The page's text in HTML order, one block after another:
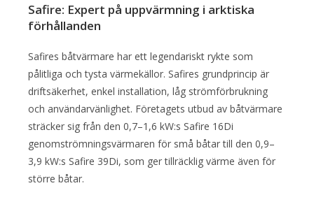
Safire: Expert på uppvärmning i arktiska
förhållanden
Safires båtvärmare har ett legendariskt rykte som
pålitliga och tysta värmekällor. Safires grundprincip är
driftsäkerhet, enkel installation, låg strömförbrukning
och användarvänlighet. Företagets utbud av båtvärmare ​​
sträcker sig från den 0,7–1,6 kW:s Safire 16Di
genomströmningsvärmaren för små båtar till den 0,9–
3,9 kW:s Safire 39Di, som ger tillräcklig värme även för
större båtar.